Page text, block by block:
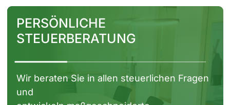
PERSÖNLICHE
STEUERBERATUNG
Wir beraten Sie in allen steuerlichen Fragen
und